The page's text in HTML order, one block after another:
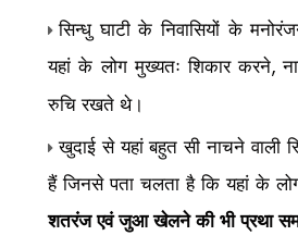
सिन्धु घाटी के निवासियों के
यहां के लोग मुख्यतः शिकार करने,
रुचि रखते थे।
खुदाई से यहां बहुत सी नाचने वाली
हैं जिनसे पता चलता है कि यहां के
शतरंज एवं जुआ खेलने की भी प्रथा